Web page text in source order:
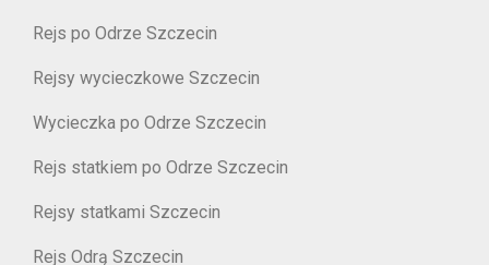
Rejs po Odrze Szczecin
Rejsy wycieczkowe Szczecin
Wycieczka po Odrze Szczecin
Rejs statkiem po Odrze Szczecin
Rejsy statkami Szczecin
Rejs Odrą Szczecin